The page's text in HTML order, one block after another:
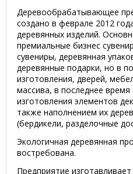
Деревообрабатывающее
создано в феврале 2012
деревянных изделий.
премиальные бизнес
сувениры, деревянная
деревянные подарки, но в
изготовления, дверей,
массива, в последнее
изготовления элементов
также наполнением их
(бердикели, разделочные
Экологичная деревянная
востребована.
Предприятие